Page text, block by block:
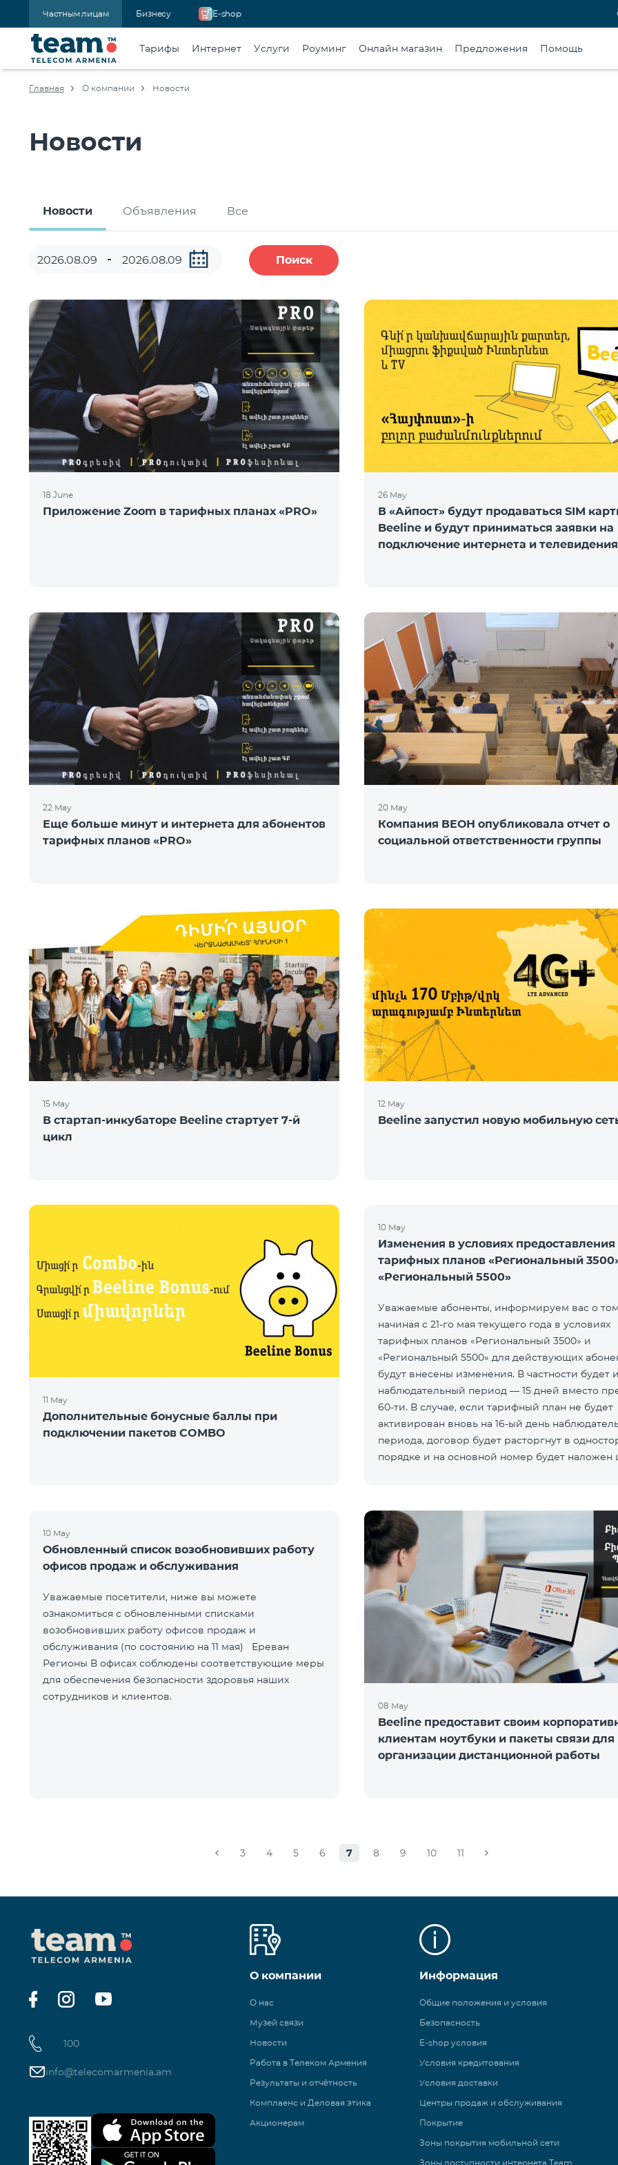
Частным лицам Бизнесу E-shop
Тарифы Интернет Услуги Роуминг Онлайн магазин Предложения Помощь
Главная О компании Новости
Новости
Новости Объявления Все
Поиск
18 June
Приложение Zoom в тарифных планах «PRO»
26 May
В «Айпост» будут продаваться SIM
Beeline и будут приниматься заявки на
подключение интернета и телевидения
22 May
Еще больше минут и интернета для абонентов
тарифных планов «PRO»
20 May
Компания ВЕОН опубликовала отчет о
социальной ответственности группы
15 May
В стартап-инкубаторе Beeline стартует 7-й
цикл
12 May
Beeline запустил новую мобильную
11 May
Дополнительные бонусные баллы при
подключении пакетов COMBO
10 May
Изменения в условиях предоставления
тарифных планов «Региональный
«Региональный 5500»
Уважаемые абоненты, информируем вас о
начиная с 21-го мая текущего года в условиях
тарифных планов «Региональный 3500» и
«Региональный 5500» для действующих
будут внесены изменения. В частности будет
наблюдательный период — 15 дней вместо
60-ти. В случае, если тарифный план не будет
активирован вновь на 16-ый день
периода, договор будет расторгнут в
порядке и на основной номер будет
10 May
Обновленный список возобновивших работу
офисов продаж и обслуживания
Уважаемые посетители, ниже вы можете
ознакомиться с обновленными списками
возобновивших работу офисов продаж и
обслуживания (по состоянию на 11 мая) Ереван
Регионы В офисах соблюдены соответствующие меры
для обеспечения безопасности здоровья наших
сотрудников и клиентов.
08 May
Beeline предоставит своим
клиентам ноутбуки и пакеты связи для
организации дистанционной работы
3 4 5 6 7 8 9 10 11
100
info@telecomarmenia.am
О компании
О нас
Музей связи
Новости
Работа в Телеком Армения
Результаты и отчётность
Комплаенс и Деловая этика
Акционерам
Информация
Общие положения и условия
Безопасность
E-shop условия
Условия кредитования
Условия доставки
Центры продаж и обслуживания
Покрытие
Зоны покрытия мобильной сети
Зоны доступности интернета Team